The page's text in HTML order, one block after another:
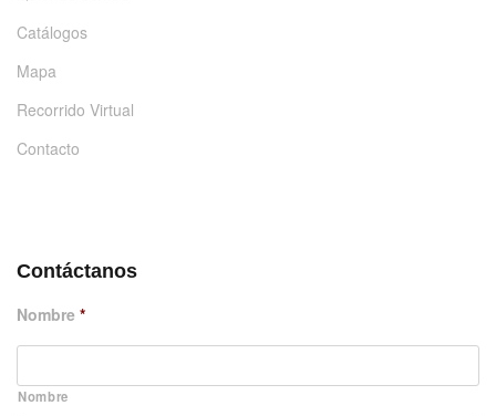
Catálogos
Mapa
Recorrido Virtual
Contacto
Contáctanos
Nombre *
Nombre